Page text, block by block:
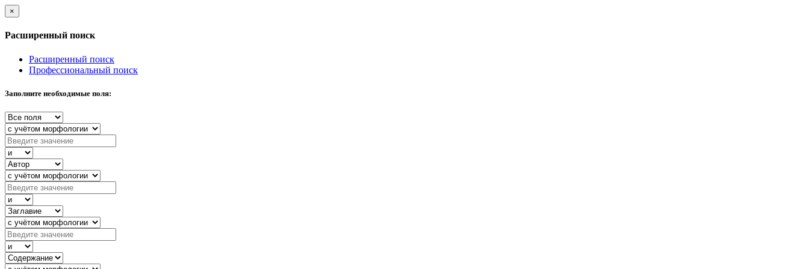
×
Расширенный поиск
Расширенный поиск
Профессиональный поиск
Заполните необходимые поля: